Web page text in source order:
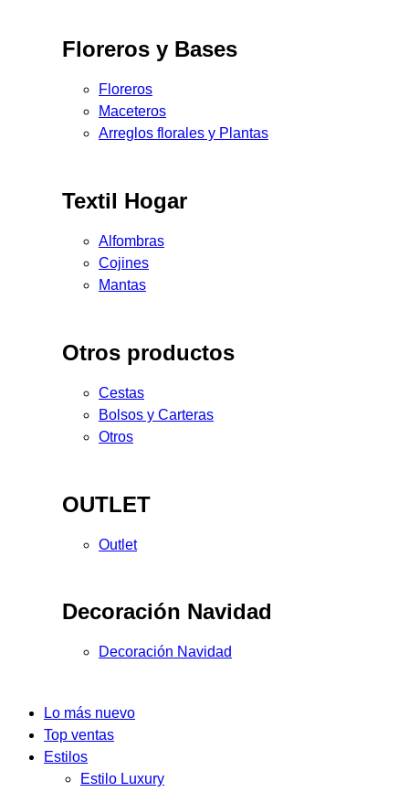
Floreros y Bases
Floreros
Maceteros
Arreglos florales y Plantas
Textil Hogar
Alfombras
Cojines
Mantas
Otros productos
Cestas
Bolsos y Carteras
Otros
OUTLET
Outlet
Decoración Navidad
Decoración Navidad
Lo más nuevo
Top ventas
Estilos
Estilo Luxury